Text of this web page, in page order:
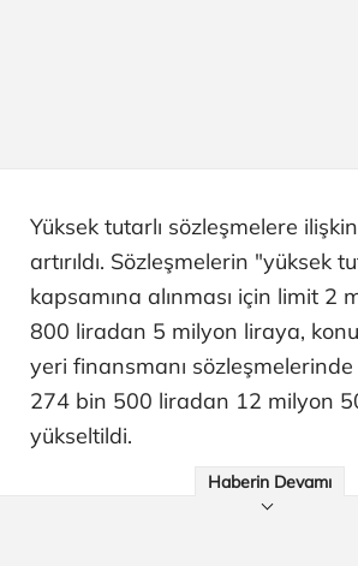
Yüksek tutarlı sözleşmelere
artırıldı. Sözleşmelerin "yüksek
kapsamına alınması için limit 2
800 liradan 5 milyon liraya,
yeri finansmanı
274 bin 500 liradan 12 milyon
yükseltildi.
Haberin Devamı